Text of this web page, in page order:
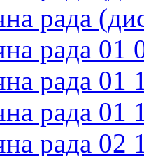
рада
рада 01
рада 01
рада 01
рада 02